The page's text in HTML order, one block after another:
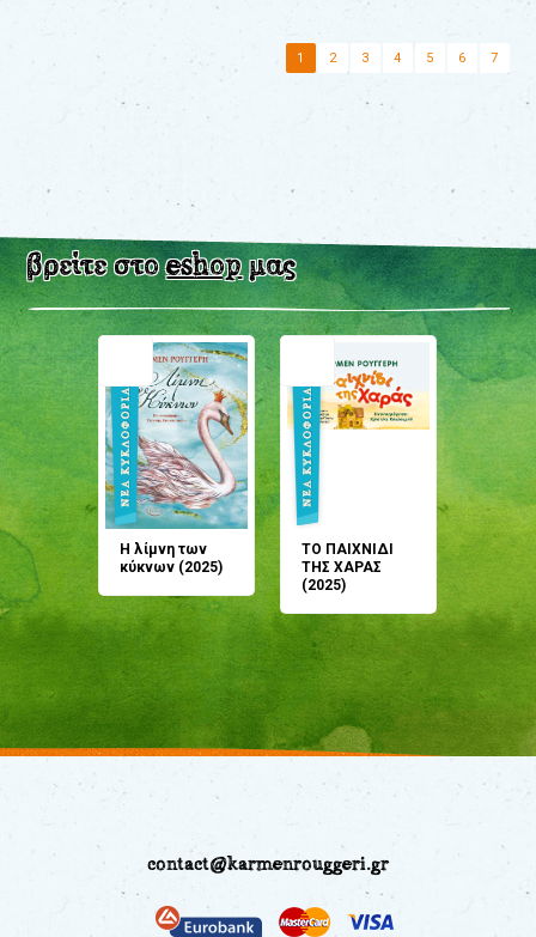
1 2 3 4 5 6 7
βρείτε στοeshopμας
Η λίμνη των
κύκνων (2025)
ΤΟ ΠΑΙΧΝΙΔΙ
ΤΗΣ ΧΑΡΑΣ
(2025)
μου;
(2024)
contact@karmenrouggeri.gr